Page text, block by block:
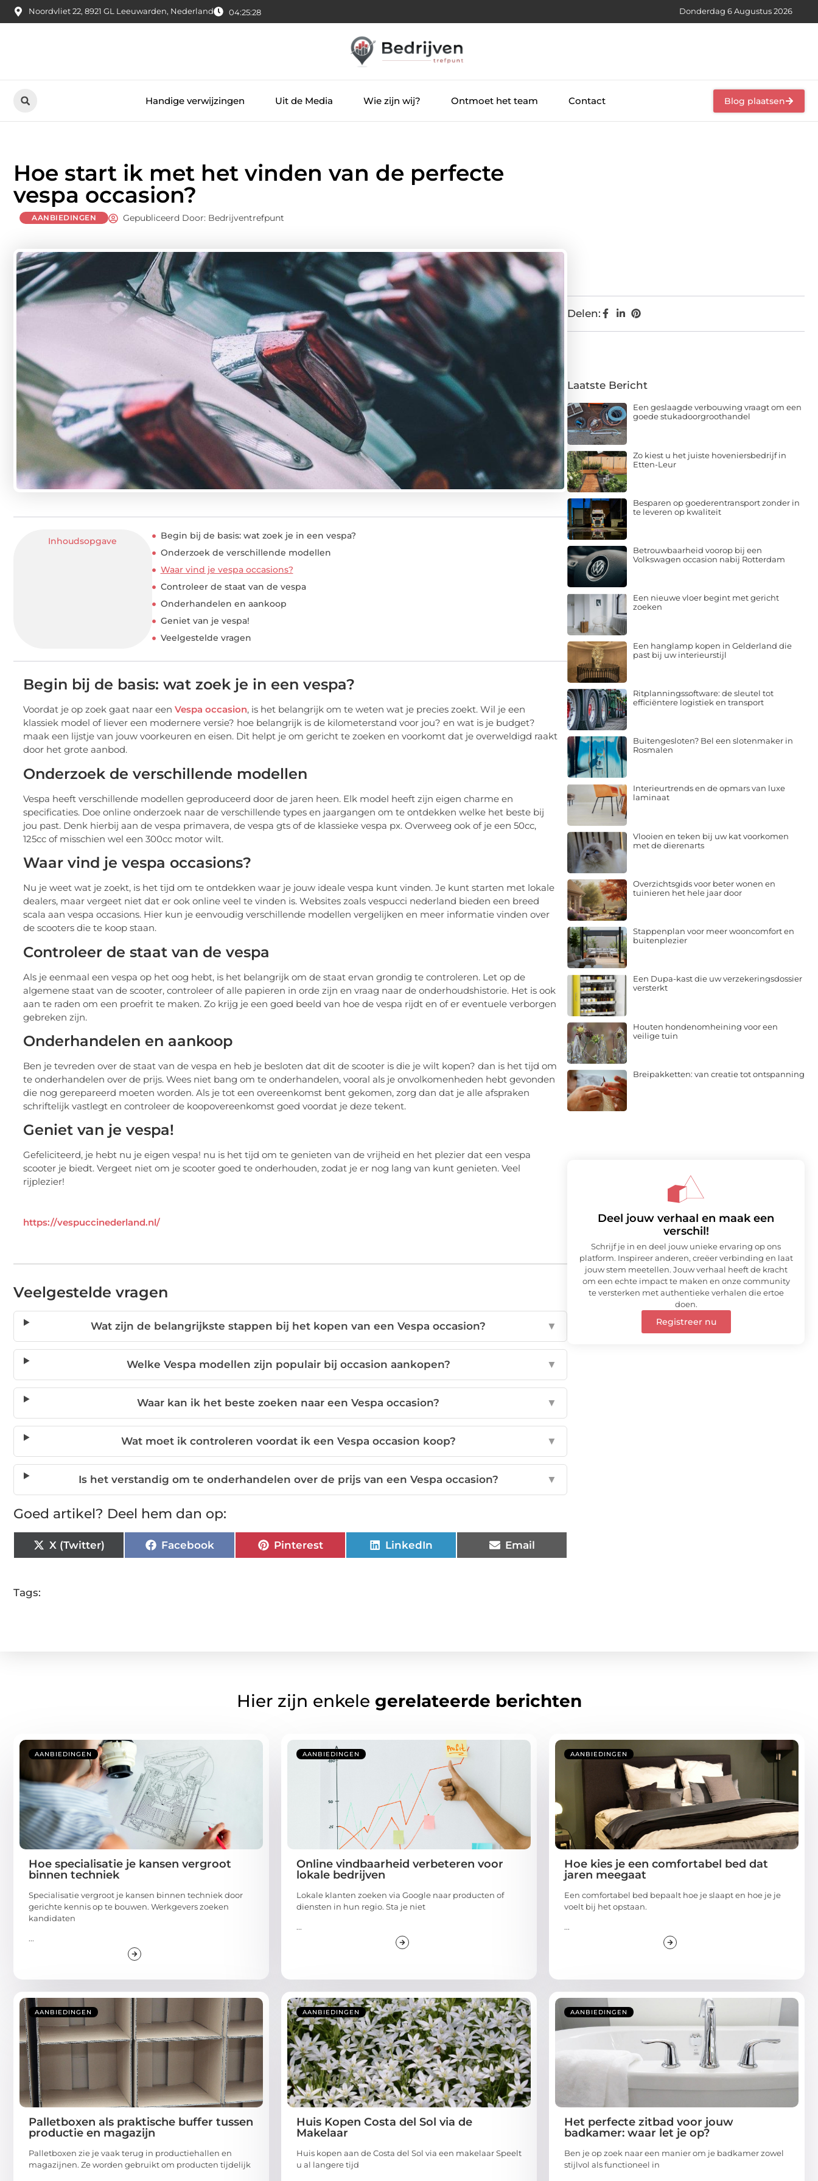
Noordvliet 22, 8921 GL Leeuwarden, Nederland 04:25:29 Donderdag 6 Augustus 2026
Handige verwijzingen Uit de Media Wie zijn wij? Ontmoet het team Contact Blog plaatsen
Hoe start ik met het vinden van de perfecte
vespa occasion?
AANBIEDINGEN Gepubliceerd Door: Bedrijventrefpunt
Inhoudsopgave
Begin bij de basis: wat zoek je in een vespa?
Onderzoek de verschillende modellen
Waar vind je vespa occasions?
Controleer de staat van de vespa
Onderhandelen en aankoop
Geniet van je vespa!
Veelgestelde vragen
Begin bij de basis: wat zoek je in een vespa?
Voordat je op zoek gaat naar een Vespa occasion, is het belangrijk om te weten wat je precies zoekt. Wil je een
klassiek model of liever een modernere versie? hoe belangrijk is de kilometerstand voor jou? en wat is je budget?
maak een lijstje van jouw voorkeuren en eisen. Dit helpt je om gericht te zoeken en voorkomt dat je overweldigd raakt
door het grote aanbod.
Onderzoek de verschillende modellen
Vespa heeft verschillende modellen geproduceerd door de jaren heen. Elk model heeft zijn eigen charme en
specificaties. Doe online onderzoek naar de verschillende types en jaargangen om te ontdekken welke het beste bij
jou past. Denk hierbij aan de vespa primavera, de vespa gts of de klassieke vespa px. Overweeg ook of je een 50cc,
125cc of misschien wel een 300cc motor wilt.
Waar vind je vespa occasions?
Nu je weet wat je zoekt, is het tijd om te ontdekken waar je jouw ideale vespa kunt vinden. Je kunt starten met lokale
dealers, maar vergeet niet dat er ook online veel te vinden is. Websites zoals vespucci nederland bieden een breed
scala aan vespa occasions. Hier kun je eenvoudig verschillende modellen vergelijken en meer informatie vinden over
de scooters die te koop staan.
Controleer de staat van de vespa
Als je eenmaal een vespa op het oog hebt, is het belangrijk om de staat ervan grondig te controleren. Let op de
algemene staat van de scooter, controleer of alle papieren in orde zijn en vraag naar de onderhoudshistorie. Het is ook
aan te raden om een proefrit te maken. Zo krijg je een goed beeld van hoe de vespa rijdt en of er eventuele verborgen
gebreken zijn.
Onderhandelen en aankoop
Ben je tevreden over de staat van de vespa en heb je besloten dat dit de scooter is die je wilt kopen? dan is het tijd om
te onderhandelen over de prijs. Wees niet bang om te onderhandelen, vooral als je onvolkomenheden hebt gevonden
die nog gerepareerd moeten worden. Als je tot een overeenkomst bent gekomen, zorg dan dat je alle afspraken
schriftelijk vastlegt en controleer de koopovereenkomst goed voordat je deze tekent.
Geniet van je vespa!
Gefeliciteerd, je hebt nu je eigen vespa! nu is het tijd om te genieten van de vrijheid en het plezier dat een vespa
scooter je biedt. Vergeet niet om je scooter goed te onderhouden, zodat je er nog lang van kunt genieten. Veel
rijplezier!
https://vespuccinederland.nl/
Veelgestelde vragen
Wat zijn de belangrijkste stappen bij het kopen van een Vespa occasion? ▼
Welke Vespa modellen zijn populair bij occasion aankopen? ▼
Waar kan ik het beste zoeken naar een Vespa occasion? ▼
Wat moet ik controleren voordat ik een Vespa occasion koop? ▼
Is het verstandig om te onderhandelen over de prijs van een Vespa occasion? ▼
Goed artikel? Deel hem dan op:
X (Twitter) Facebook Pinterest LinkedIn Email
Tags:
Delen:
Laatste Bericht
Een geslaagde verbouwing vraagt om een
goede stukadoorgroothandel
Zo kiest u het juiste hoveniersbedrijf in
Etten-Leur
Besparen op goederentransport zonder in
te leveren op kwaliteit
Betrouwbaarheid voorop bij een
Volkswagen occasion nabij Rotterdam
Een nieuwe vloer begint met gericht
zoeken
Een hanglamp kopen in Gelderland die
past bij uw interieurstijl
Ritplanningssoftware: de sleutel tot
efficiëntere logistiek en transport
Buitengesloten? Bel een slotenmaker in
Rosmalen
Interieurtrends en de opmars van luxe
laminaat
Vlooien en teken bij uw kat voorkomen
met de dierenarts
Overzichtsgids voor beter wonen en
tuinieren het hele jaar door
Stappenplan voor meer wooncomfort en
buitenplezier
Een Dupa-kast die uw verzekeringsdossier
versterkt
Houten hondenomheining voor een
veilige tuin
Breipakketten: van creatie tot ontspanning
Deel jouw verhaal en maak een
verschil!
Schrijf je in en deel jouw unieke ervaring op ons
platform. Inspireer anderen, creëer verbinding en laat
jouw stem meetellen. Jouw verhaal heeft de kracht
om een echte impact te maken en onze community
te versterken met authentieke verhalen die ertoe
doen.
Registreer nu
Hier zijn enkele gerelateerde berichten
AANBIEDINGEN
Hoe specialisatie je kansen vergroot
binnen techniek
Specialisatie vergroot je kansen binnen techniek door
gerichte kennis op te bouwen. Werkgevers zoeken
kandidaten
...
AANBIEDINGEN
Online vindbaarheid verbeteren voor
lokale bedrijven
Lokale klanten zoeken via Google naar producten of
diensten in hun regio. Sta je niet
...
AANBIEDINGEN
Hoe kies je een comfortabel bed dat
jaren meegaat
Een comfortabel bed bepaalt hoe je slaapt en hoe je je
voelt bij het opstaan.
...
AANBIEDINGEN
Palletboxen als praktische buffer tussen
productie en magazijn
Palletboxen zie je vaak terug in productiehallen en
magazijnen. Ze worden gebruikt om producten tijdelijk
AANBIEDINGEN
Huis Kopen Costa del Sol via de
Makelaar
Huis kopen aan de Costa del Sol via een makelaar Speelt
u al langere tijd
AANBIEDINGEN
Het perfecte zitbad voor jouw
badkamer: waar let je op?
Ben je op zoek naar een manier om je badkamer zowel
stijlvol als functioneel in